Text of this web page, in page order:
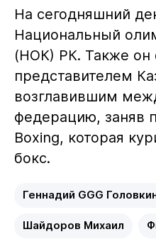
На сегодняшний
Национальный
(НОК) РК. Также он
представителем
возглавившим
федерацию, заняв
Boxing, которая
бокс.
Геннадий GGG
Шайдоров Михаил